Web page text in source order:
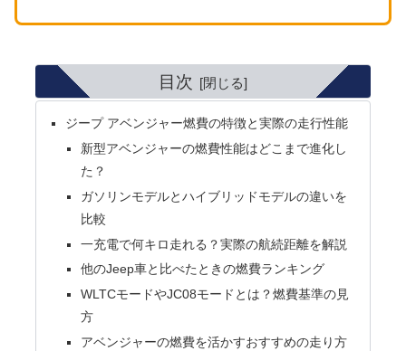
目次
ジープ アベンジャー燃費の特徴と実際の走行性能
新型アベンジャーの燃費性能はどこまで進化し
た？
ガソリンモデルとハイブリッドモデルの違いを
比較
一充電で何キロ走れる？実際の航続距離を解説
他のJeep車と比べたときの燃費ランキング
WLTCモードやJC08モードとは？燃費基準の見
方
アベンジャーの燃費を活かすおすすめの走り方